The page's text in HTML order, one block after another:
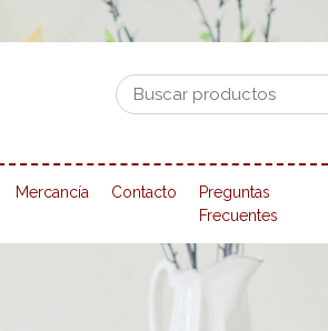
Mercancía Contacto
Preguntas
Frecuentes